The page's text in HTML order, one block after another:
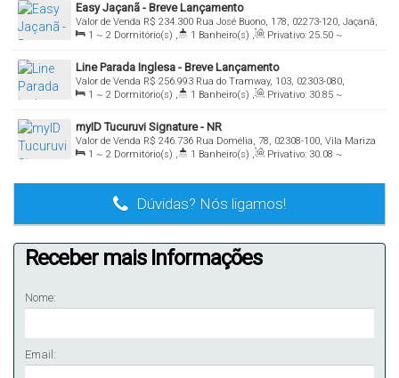
Easy Jaçanã - Breve Lançamento
R$ 234.300
Valor de Venda
Rua José Buono, 178, 02273-120, Jaçanã,
São Paulo, São Paulo, Brasil
1 ~ 2 Dormitório(s) , 1 Banheiro(s) , Privativo: 25.50 ~
45.92m² , Total: 25.49m² , Útil: 25.49~ 46.50m²
Line Parada Inglesa - Breve Lançamento
R$ 256.993
Valor de Venda
Rua do Tramway, 103, 02303-080,
Tucuruvi, São Paulo, São Paulo, Brasil
1 ~ 2 Dormitório(s) , 1 Banheiro(s) , Privativo: 30.85 ~
40.21m² , 1 Suíte(s) , Total: 30.85m² , Útil: 30.85~ 40.00m²
myID Tucuruvi Signature - NR
R$ 246.736
Valor de Venda
Rua Domélia, 78, 02308-100, Vila Mariza
Mazzei, São Paulo, São Paulo, Brasil
1 ~ 2 Dormitório(s) , 1 Banheiro(s) , Privativo: 30.08 ~
Dúvidas? Nós ligamos!
Receber mais Informações
Nome:
Email: